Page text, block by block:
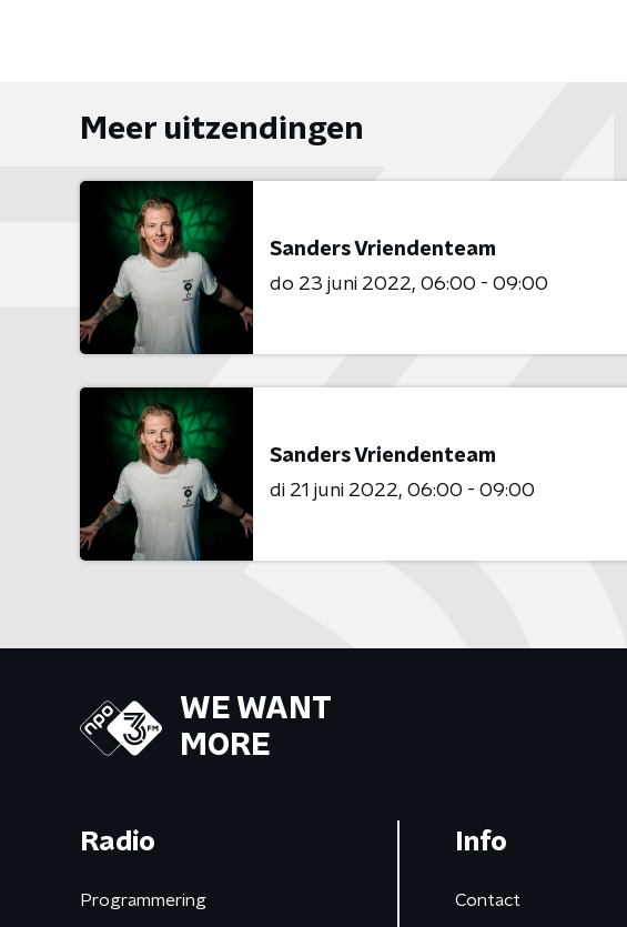
Meer uitzendingen
Sanders Vriendenteam
do 23 juni 2022 06:00 - 09:00
Sanders Vriendenteam
di 21 juni 2022 06:00 - 09:00
WE WANT
MORE
Radio
Programmering
Info
Contact